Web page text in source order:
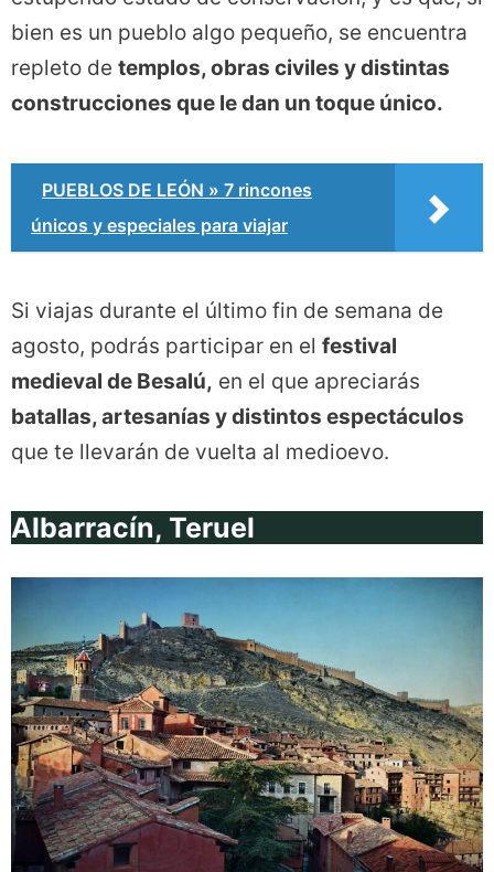
bien es un pueblo algo pequeño, se encuentra
repleto de templos, obras civiles y distintas
construcciones que le dan un toque único.
PUEBLOS DE LEÓN » 7 rincones
únicos y especiales para viajar
Si viajas durante el último fin de semana de
agosto, podrás participar en el festival
medieval de Besalú, en el que apreciarás
batallas, artesanías y distintos espectáculos
que te llevarán de vuelta al medioevo.
Albarracín, Teruel